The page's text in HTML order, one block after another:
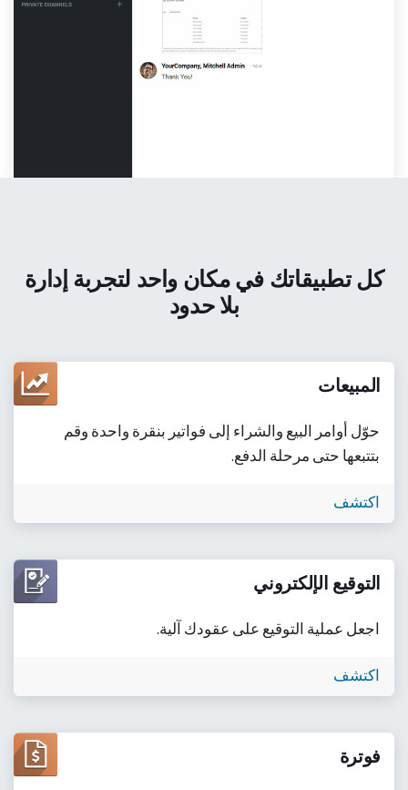
كل تطبيقاتك في مكان واحد لتجربة إدارة
بلا حدود
المبيعات
حوّل أوامر البيع والشراء إلى فواتير بنقرة واحدة وقم
بتتبعها حتى مرحلة الدفع.
اكتشف
التوقيع الإلكتروني
اجعل عملية التوقيع على عقودك آلية.
اكتشف
فوترة